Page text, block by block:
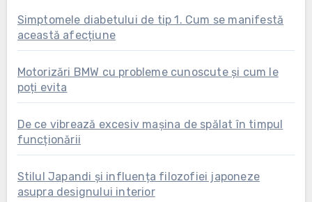
Simptomele diabetului de tip 1. Cum se manifestă
această afecțiune
Motorizări BMW cu probleme cunoscute și cum le
poți evita
De ce vibrează excesiv mașina de spălat în timpul
funcționării
Stilul Japandi și influența filozofiei japoneze
asupra designului interior